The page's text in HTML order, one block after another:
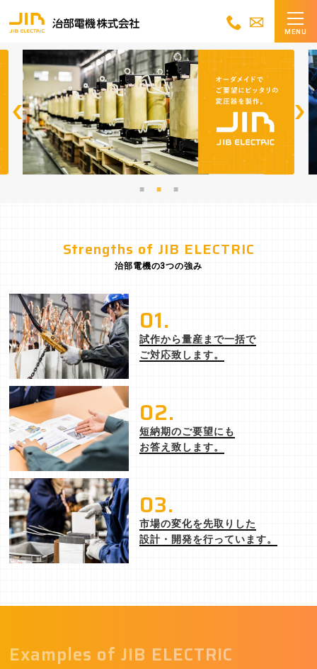
MENU
Strengths of JIB ELECTRIC
治部電機の3つの強み
01.
試作から量産まで一括で
ご対応致します。
02.
短納期のご要望にも
お答え致します。
03.
市場の変化を先取りした
設計・開発を行っています。
Examples of JIB ELECTRIC